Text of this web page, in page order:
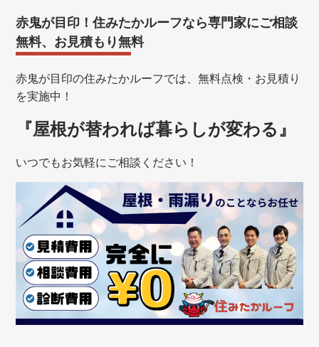
赤鬼が目印！住みたかルーフなら専門家にご相談
無料、お見積もり無料
赤鬼が目印の住みたかルーフでは、無料点検・お見積り
を実施中！
『屋根が替われば暮らしが変わる』
いつでもお気軽にご相談ください！